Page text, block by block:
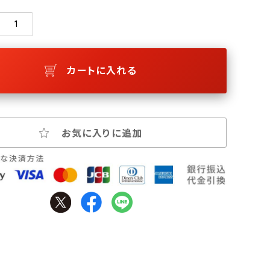
カートに入れる
お気に入りに追加